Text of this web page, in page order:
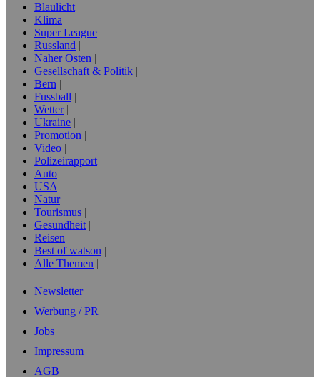
Blaulicht
Klima
Super League
Russland
Naher Osten
Gesellschaft & Politik
Bern
Fussball
Wetter
Ukraine
Promotion
Video
Polizeirapport
Auto
USA
Natur
Tourismus
Gesundheit
Reisen
Best of watson
Alle Themen
Newsletter
Werbung / PR
Jobs
Impressum
AGB